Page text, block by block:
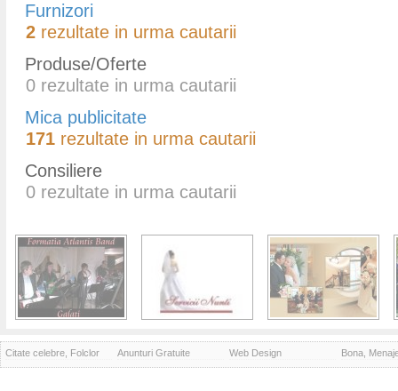
Furnizori
2 rezultate in urma cautarii
Produse/Oferte
0 rezultate in urma cautarii
Mica publicitate
171 rezultate in urma cautarii
Consiliere
0 rezultate in urma cautarii
Citate celebre, Folclor Anunturi Gratuite Web Design Bona,